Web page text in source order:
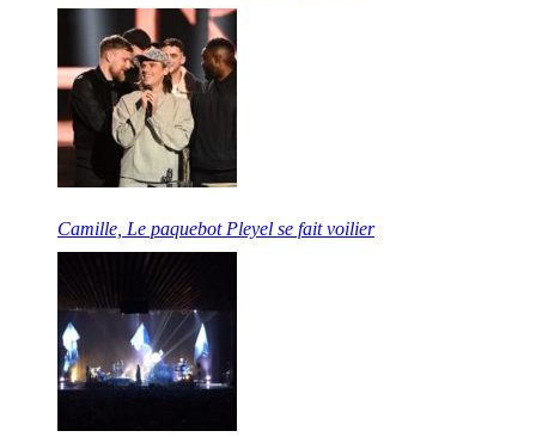
Camille, Le paquebot Pleyel se fait voilier